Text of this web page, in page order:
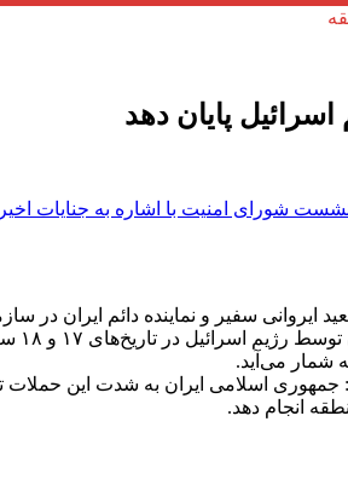
پایان دهد
شورای امنیت با اشاره به جنایات
ایروانی سفیر و نماینده دائم
شمار می‌آید.
جمهوری اسلامی ایران به شدت این
انجام دهد.